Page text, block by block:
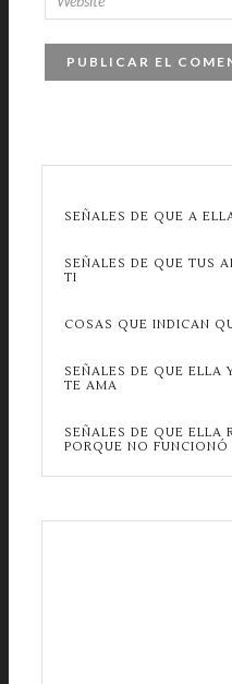
SEÑALES DE QUE A
SEÑALES DE QUE TUS
TI
COSAS QUE INDICAN
SEÑALES DE QUE ELLA
TE AMA
SEÑALES DE QUE ELLA
PORQUE NO